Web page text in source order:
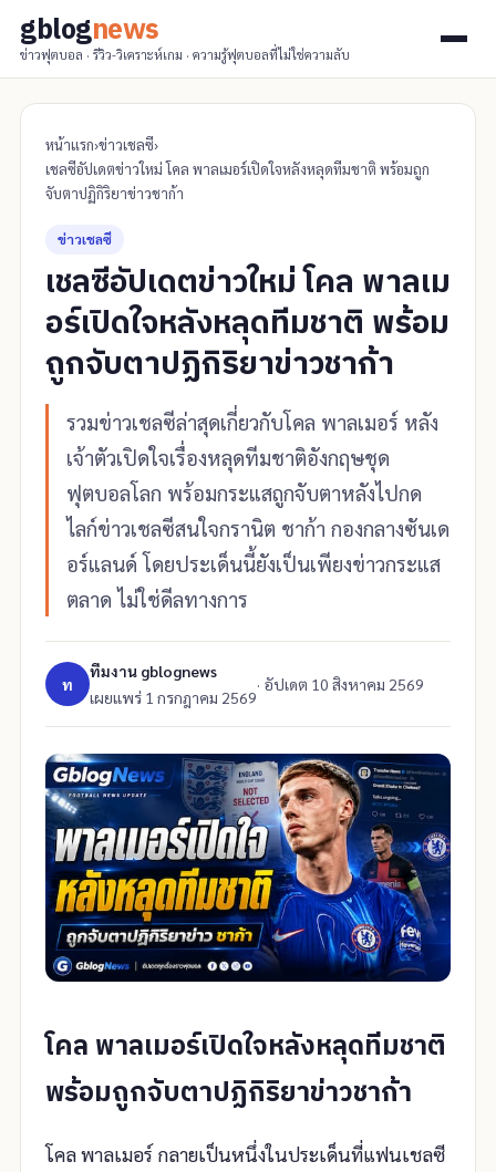
gblognews
ข่าวฟุตบอล · รีวิว-วิเคราะห์เกม · ความรู้ฟุตบอลที่ไม่ใช่ความลับ
หน้าแรก›ข่าวเชลซี›
เชลซีอัปเดตข่าวใหม่ โคล พาลเมอร์เปิดใจหลังหลุดทีมชาติ พร้อมถูก
จับตาปฏิกิริยาข่าวชาก้า
ข่าวเชลซี
เชลซีอัปเดตข่าวใหม่ โคล พาลเม
อร์เปิดใจหลังหลุดทีมชาติ พร้อม
ถูกจับตาปฏิกิริยาข่าวชาก้า
รวมข่าวเชลซีล่าสุดเกี่ยวกับโคล พาลเมอร์ หลัง
เจ้าตัวเปิดใจเรื่องหลุดทีมชาติอังกฤษชุด
ฟุตบอลโลก พร้อมกระแสถูกจับตาหลังไปกด
ไลก์ข่าวเชลซีสนใจกรานิต ชาก้า กองกลางซันเด
อร์แลนด์ โดยประเด็นนี้ยังเป็นเพียงข่าวกระแส
ตลาด ไม่ใช่ดีลทางการ
ท
ทีมงาน gblognews
เผยแพร่ 1 กรกฎาคม 2569
· อัปเดต 10 สิงหาคม 2569
โคล พาลเมอร์เปิดใจหลังหลุดทีมชาติ
พร้อมถูกจับตาปฏิกิริยาข่าวชาก้า
โคล พาลเมอร์ กลายเป็นหนึ่งในประเด็นที่แฟนเชลซี